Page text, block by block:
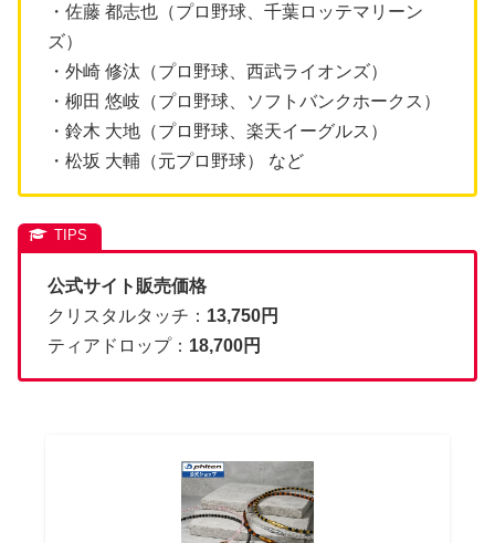
・佐藤 都志也（プロ野球、千葉ロッテマリーン
ズ）
・外崎 修汰（プロ野球、西武ライオンズ）
・柳田 悠岐（プロ野球、ソフトバンクホークス）
・鈴木 大地（プロ野球、楽天イーグルス）
・松坂 大輔（元プロ野球） など
公式サイト販売価格
クリスタルタッチ： 13,750円
ティアドロップ： 18,700円